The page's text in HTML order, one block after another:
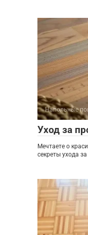
Напольные
Уход за
Мечтаете о
секреты ухода